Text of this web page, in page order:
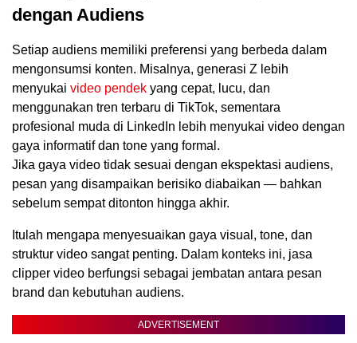
dengan Audiens
Setiap audiens memiliki preferensi yang berbeda dalam
mengonsumsi konten. Misalnya, generasi Z lebih
menyukai video pendek yang cepat, lucu, dan
menggunakan tren terbaru di TikTok, sementara
profesional muda di LinkedIn lebih menyukai video dengan
gaya informatif dan tone yang formal.
Jika gaya video tidak sesuai dengan ekspektasi audiens,
pesan yang disampaikan berisiko diabaikan — bahkan
sebelum sempat ditonton hingga akhir.
Itulah mengapa menyesuaikan gaya visual, tone, dan
struktur video sangat penting. Dalam konteks ini, jasa
clipper video berfungsi sebagai jembatan antara pesan
brand dan kebutuhan audiens.
ADVERTISEMENT